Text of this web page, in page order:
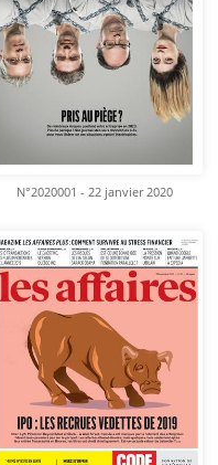
N°2020001 - 22 janvier 2020